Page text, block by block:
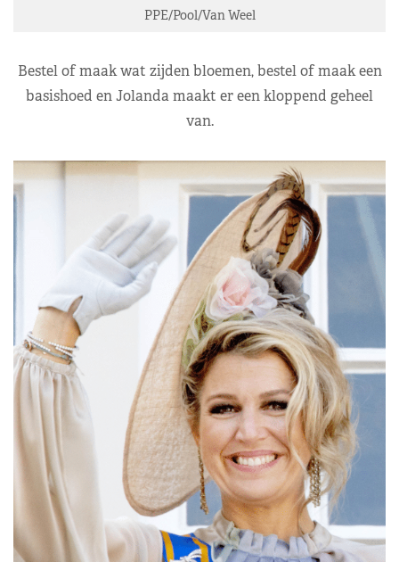
PPE/Pool/Van Weel
Bestel of maak wat zijden bloemen, bestel of maak een
basishoed en Jolanda maakt er een kloppend geheel
van.